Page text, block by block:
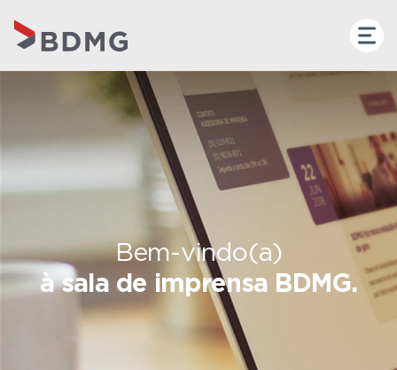
Bem-vindo(a)
à sala de imprensa BDMG.